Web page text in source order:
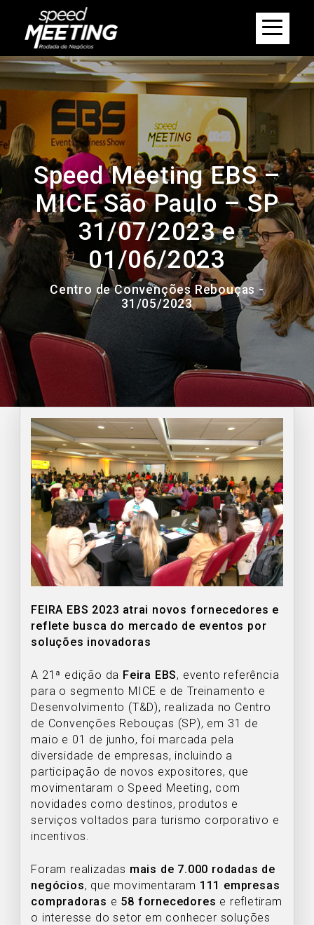
Speed Meeting EBS –
MICE São Paulo – SP
31/07/2023 e
01/06/2023
Centro de Convenções Rebouças -
31/05/2023
FEIRA EBS 2023 atrai novos fornecedores e
reflete busca do mercado de eventos por
soluções inovadoras
A 21ª edição da Feira EBS, evento referência
para o segmento MICE e de Treinamento e
Desenvolvimento (T&D), realizada no Centro
de Convenções Rebouças (SP), em 31 de
maio e 01 de junho, foi marcada pela
diversidade de empresas, incluindo a
participação de novos expositores, que
movimentaram o Speed Meeting, com
novidades como destinos, produtos e
serviços voltados para turismo corporativo e
incentivos.
Foram realizadas mais de 7.000 rodadas de
negócios, que movimentaram 111 empresas
compradoras e 58 fornecedores e refletiram
o interesse do setor em conhecer soluções